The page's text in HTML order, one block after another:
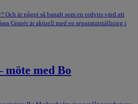
Och är något så banalt som en ordvits värd att
Granér är aktuell med en separatutställning i
möte med Bo